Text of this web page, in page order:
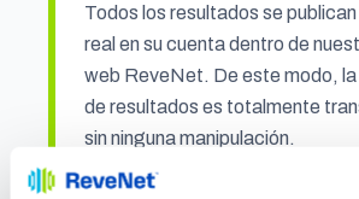
Todos los resultados se
real en su cuenta dentro de
web ReveNet. De este modo, la
de resultados es totalmente
sin ninguna manipulación.